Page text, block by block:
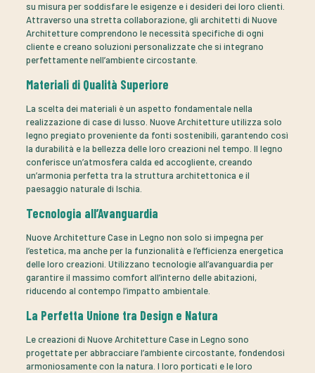
su misura per soddisfare le esigenze e i desideri dei loro clienti.
Attraverso una stretta collaborazione, gli architetti di Nuove
Architetture comprendono le necessità specifiche di ogni
cliente e creano soluzioni personalizzate che si integrano
perfettamente nell’ambiente circostante.
Materiali di Qualità Superiore
La scelta dei materiali è un aspetto fondamentale nella
realizzazione di case di lusso. Nuove Architetture utilizza solo
legno pregiato proveniente da fonti sostenibili, garantendo così
la durabilità e la bellezza delle loro creazioni nel tempo. Il legno
conferisce un’atmosfera calda ed accogliente, creando
un’armonia perfetta tra la struttura architettonica e il
paesaggio naturale di Ischia.
Tecnologia all’Avanguardia
Nuove Architetture Case in Legno non solo si impegna per
l’estetica, ma anche per la funzionalità e l’efficienza energetica
delle loro creazioni. Utilizzano tecnologie all’avanguardia per
garantire il massimo comfort all’interno delle abitazioni,
riducendo al contempo l’impatto ambientale.
La Perfetta Unione tra Design e Natura
Le creazioni di Nuove Architetture Case in Legno sono
progettate per abbracciare l’ambiente circostante, fondendosi
armoniosamente con la natura. I loro porticati e le loro